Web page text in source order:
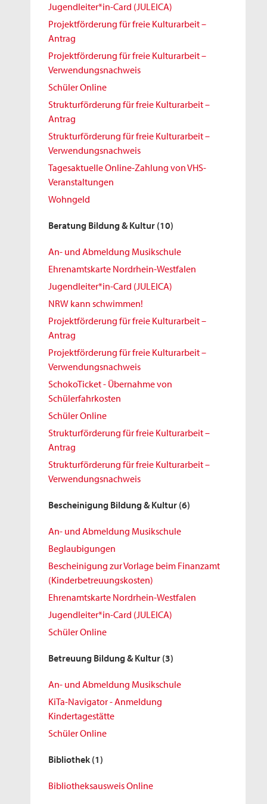
Jugendleiter*in-Card (JULEICA)
Projektförderung für freie Kulturarbeit –
Antrag
Projektförderung für freie Kulturarbeit –
Verwendungsnachweis
Schüler Online
Strukturförderung für freie Kulturarbeit –
Antrag
Strukturförderung für freie Kulturarbeit –
Verwendungsnachweis
Tagesaktuelle Online-Zahlung von VHS-
Veranstaltungen
Wohngeld
Beratung Bildung & Kultur (10)
An- und Abmeldung Musikschule
Ehrenamtskarte Nordrhein-Westfalen
Jugendleiter*in-Card (JULEICA)
NRW kann schwimmen!
Projektförderung für freie Kulturarbeit –
Antrag
Projektförderung für freie Kulturarbeit –
Verwendungsnachweis
SchokoTicket - Übernahme von
Schülerfahrkosten
Schüler Online
Strukturförderung für freie Kulturarbeit –
Antrag
Strukturförderung für freie Kulturarbeit –
Verwendungsnachweis
Bescheinigung Bildung & Kultur (6)
An- und Abmeldung Musikschule
Beglaubigungen
Bescheinigung zur Vorlage beim Finanzamt
(Kinderbetreuungskosten)
Ehrenamtskarte Nordrhein-Westfalen
Jugendleiter*in-Card (JULEICA)
Schüler Online
Betreuung Bildung & Kultur (3)
An- und Abmeldung Musikschule
KiTa-Navigator - Anmeldung
Kindertagestätte
Schüler Online
Bibliothek (1)
Bibliotheksausweis Online